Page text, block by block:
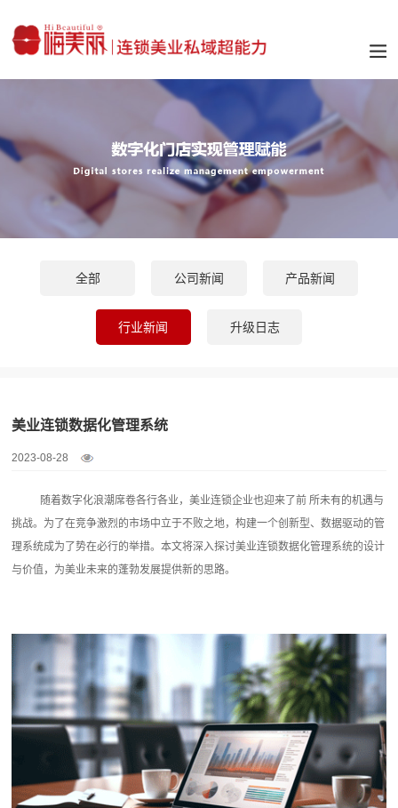
全部 公司新闻 产品新闻
行业新闻 升级日志
美业连锁数据化管理系统
2023-08-28
随着数字化浪潮席卷各行各业，美业连锁企业也迎来了前 所未有的机遇与
挑战。为了在竞争激烈的市场中立于不败之地，构建一个创新型、数据驱动的管
理系统成为了势在必行的举措。本文将深入探讨美业连锁数据化管理系统的设计
与价值，为美业未来的蓬勃发展提供新的思路。